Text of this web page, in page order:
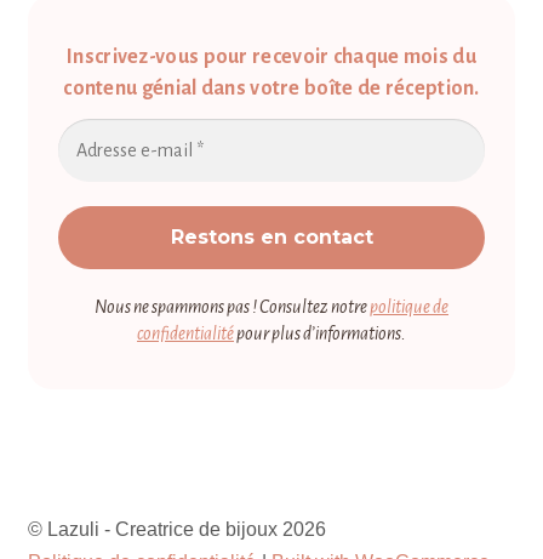
Inscrivez-vous pour recevoir chaque mois du
contenu génial dans votre boîte de réception.
Nous ne spammons pas ! Consultez notrepolitique de
confidentialitépour plus d’informations.
© Lazuli - Creatrice de bijoux 2026